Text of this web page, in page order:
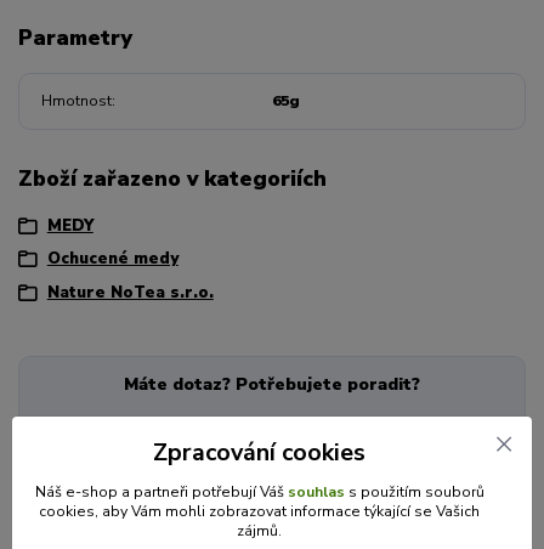
Parametry
Hmotnost 65g
Zboží zařazeno v kategoriích
MEDY
Ochucené medy
Nature NoTea s.r.o.
Máte dotaz? Potřebujete poradit?
Veronika je zde pro Vás!
+420 725 846 639
Zpracování cookies
Náš e-shop a partneři potřebují Váš souhlas s použitím souborů
cookies, aby Vám mohli zobrazovat informace týkající se Vašich
zájmů.